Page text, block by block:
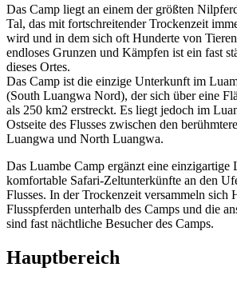
Das Camp liegt an einem der größten
Tal, das mit fortschreitender Trockenzeit
wird und in dem sich oft Hunderte von
endloses Grunzen und Kämpfen ist ein fast
dieses Ortes.
Das Camp ist die einzige Unterkunft im
(South Luangwa Nord), der sich über eine
als 250 km2 erstreckt. Es liegt jedoch im
Ostseite des Flusses zwischen den
Luangwa und North Luangwa.
Das Luambe Camp ergänzt eine einzigartige
komfortable Safari-Zeltunterkünfte an den
Flusses. In der Trockenzeit versammeln sich
Flusspferden unterhalb des Camps und die
sind fast nächtliche Besucher des Camps.
Hauptbereich